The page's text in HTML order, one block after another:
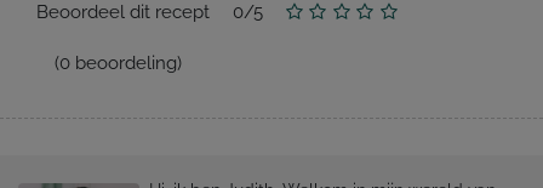
Beoordeel dit recept 0/5
(0 beoordeling)